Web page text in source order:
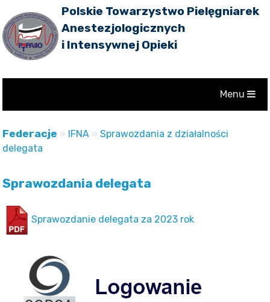
Polskie Towarzystwo Pielęgniarek
Anestezjologicznych
i Intensywnej Opieki
Menu
Federacje » IFNA »Sprawozdania z działalności
delegata
Sprawozdania delegata
Sprawozdanie delegata za 2023 rok